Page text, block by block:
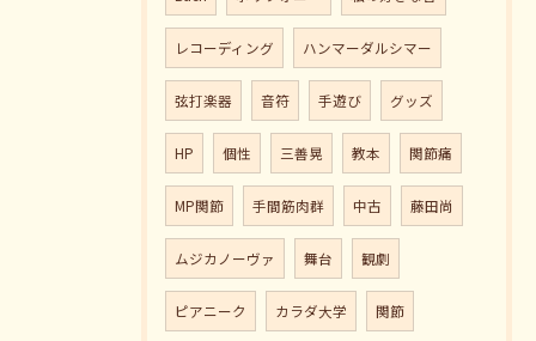
レコーディング ハンマーダルシマー
弦打楽器 音符 手遊び グッズ
HP 個性 三善晃 教本 関節痛
MP関節 手間筋肉群 中古 藤田尚
ムジカノーヴァ 舞台 観劇
ピアニーク カラダ大学 関節